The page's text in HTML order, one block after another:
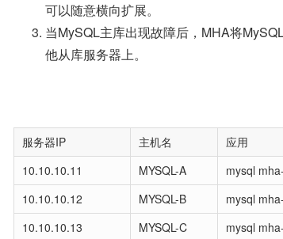
可以随意横向扩展。
当MySQL主库出现故障后，MHA将
他从库服务器上。
服务器IP 主机名 应用
10.10.10.11
MYSQL-A mysql
10.10.10.12
MYSQL-B mysql
10.10.10.13
MYSQL-C mysql